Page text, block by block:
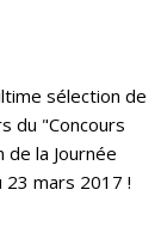
sélection de
du "Concours
de la Journée
mars 2017 !